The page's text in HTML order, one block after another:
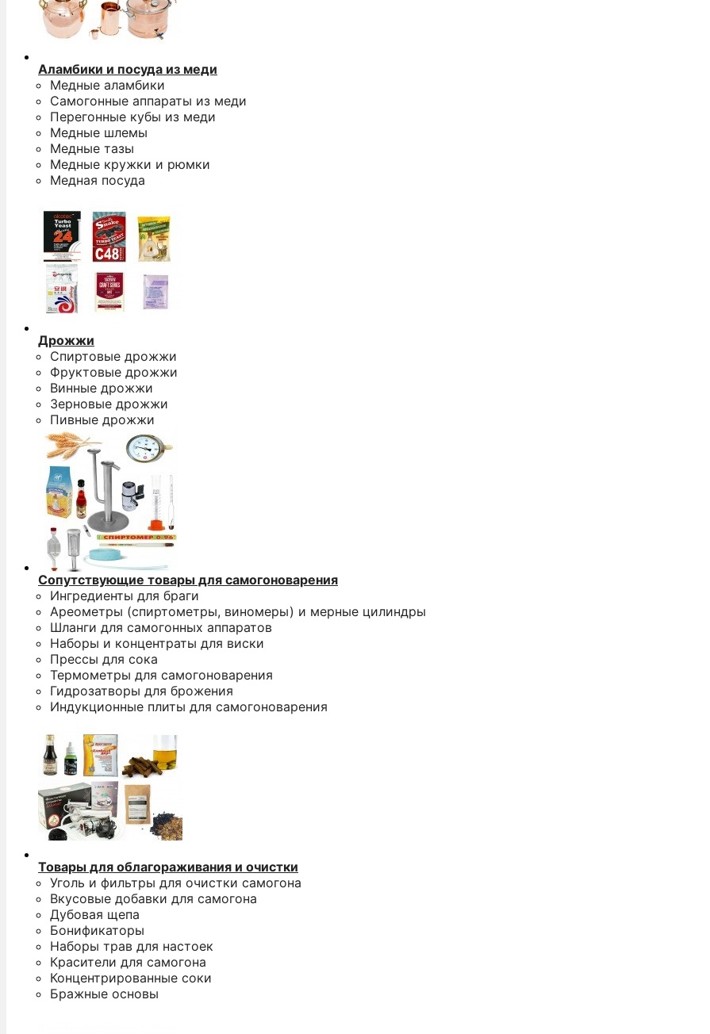
Аламбики и посуда из меди
Медные аламбики
Самогонные аппараты из меди
Перегонные кубы из меди
Медные шлемы
Медные тазы
Медные кружки и рюмки
Медная посуда
Дрожжи
Спиртовые дрожжи
Фруктовые дрожжи
Винные дрожжи
Зерновые дрожжи
Пивные дрожжи
Сопутствующие товары для самогоноварения
Ингредиенты для браги
Ареометры (спиртометры, виномеры) и мерные цилиндры
Шланги для самогонных аппаратов
Наборы и концентраты для виски
Прессы для сока
Термометры для самогоноварения
Гидрозатворы для брожения
Индукционные плиты для самогоноварения
Товары для облагораживания и очистки
Уголь и фильтры для очистки самогона
Вкусовые добавки для самогона
Дубовая щепа
Бонификаторы
Наборы трав для настоек
Красители для самогона
Концентрированные соки
Бражные основы